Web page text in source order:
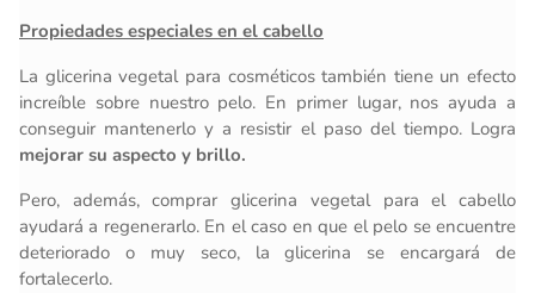
Propiedades especiales en el cabello
La glicerina vegetal para cosméticos también tiene un efecto
increíble sobre nuestro pelo. En primer lugar, nos ayuda a
conseguir mantenerlo y a resistir el paso del tiempo. Logra
mejorar su aspecto y brillo.
Pero, además, comprar glicerina vegetal para el cabello
ayudará a regenerarlo. En el caso en que el pelo se encuentre
deteriorado o muy seco, la glicerina se encargará de
fortalecerlo.